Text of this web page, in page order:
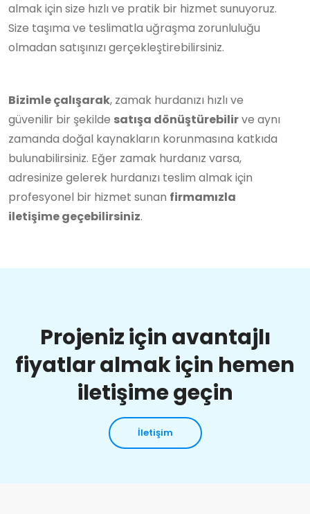
almak için size hızlı ve pratik bir hizmet sunuyoruz.
Size taşıma ve teslimatla uğraşma zorunluluğu
olmadan satışınızı gerçekleştirebilirsiniz.
Bizimle çalışarak, zamak hurdanızı hızlı ve
güvenilir bir şekilde satışa dönüştürebilirve aynı
zamanda doğal kaynakların korunmasına katkıda
bulunabilirsiniz. Eğer zamak hurdanız varsa,
adresinize gelerek hurdanızı teslim almak için
profesyonel bir hizmet sunan firmamızla
iletişime geçebilirsiniz.
Projeniz için avantajlı
fiyatlar almak için hemen
iletişime geçin
İletişim